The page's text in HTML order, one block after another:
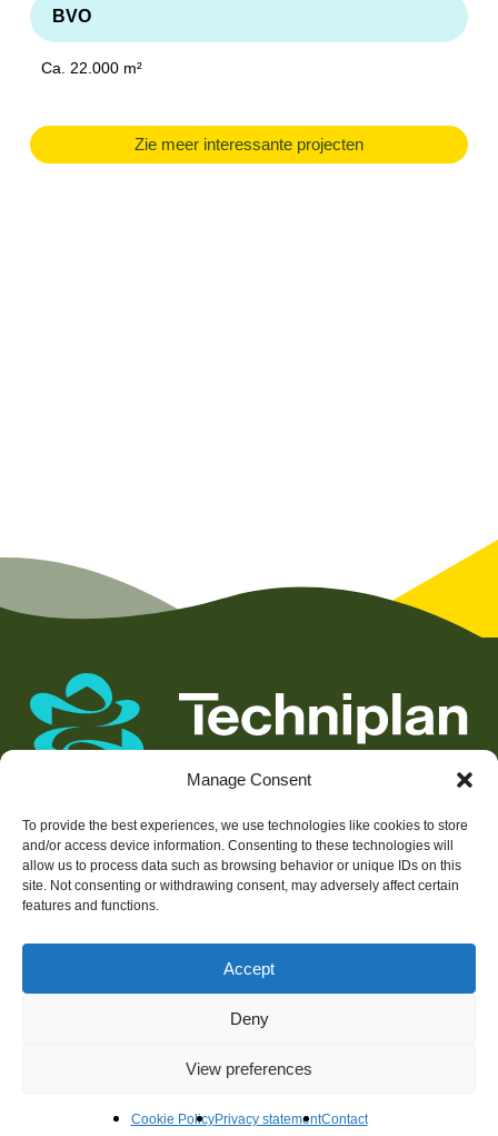
Manage Consent
To provide the best experiences, we use technologies like cookies to store
and/or access device information. Consenting to these technologies will
allow us to process data such as browsing behavior or unique IDs on this
site. Not consenting or withdrawing consent, may adversely affect certain
features and functions.
Accept
Deny
View preferences
Cookie PolicyPrivacy statementContact
BVO
Ca. 22.000 m²
Zie meer interessante projecten
Werken bij Techniplan
Gebiedsontwikkeling